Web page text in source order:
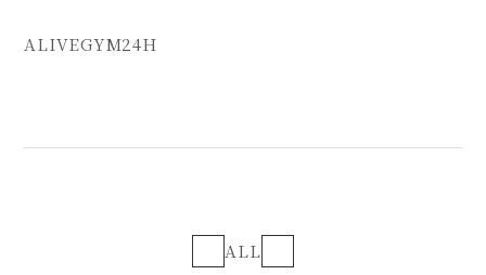
ALIVEGYM24H
ALL